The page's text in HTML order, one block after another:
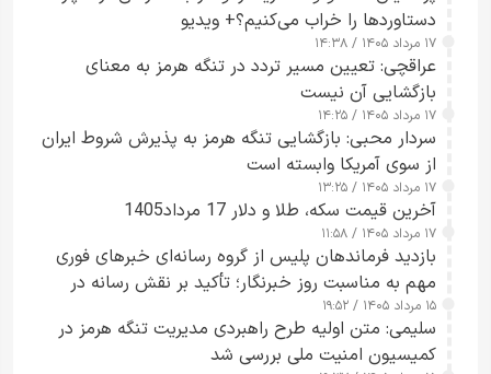
دستاوردها را خراب می‌کنیم؟+ ویدیو
۱۷ مرداد ۱۴۰۵ / ۱۴:۳۸
عراقچی: تعیین مسیر تردد در تنگه هرمز به معنای
بازگشایی آن نیست
۱۷ مرداد ۱۴۰۵ / ۱۴:۲۵
سردار محبی: بازگشایی تنگه هرمز به پذیرش شروط ایران
از سوی آمریکا وابسته است
۱۷ مرداد ۱۴۰۵ / ۱۳:۲۵
آخرین قیمت سکه، طلا و دلار 17 مرداد1405
۱۷ مرداد ۱۴۰۵ / ۱۱:۵۸
بازدید فرماندهان پلیس از گروه رسانه‌ای خبرهای فوری
مهم به مناسبت روز خبرنگار؛ تأکید بر نقش رسانه در
تقویت امنیت و اعتماد عمومی
۱۵ مرداد ۱۴۰۵ / ۱۹:۵۲
سلیمی: متن اولیه طرح راهبردی مدیریت تنگه هرمز در
کمیسیون امنیت ملی بررسی شد